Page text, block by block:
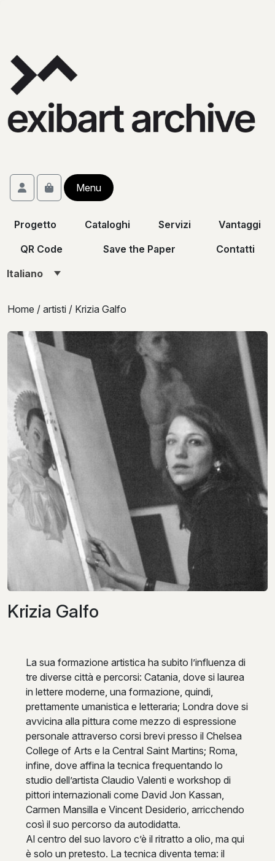
Account
Cart
Menu
Progetto Cataloghi Servizi
Vantaggi
QR Code
Save the Paper
Contatti
Italiano
Home / artisti / Krizia Galfo
Krizia Galfo
La sua formazione artistica ha subito l’influenza di
tre diverse città e percorsi: Catania, dove si laurea
in lettere moderne, una formazione, quindi,
prettamente umanistica e letteraria; Londra dove si
avvicina alla pittura come mezzo di espressione
personale attraverso corsi brevi presso il Chelsea
College of Arts e la Central Saint Martins; Roma,
infine, dove affina la tecnica frequentando lo
studio dell’artista Claudio Valenti e workshop di
pittori internazionali come David Jon Kassan,
Carmen Mansilla e Vincent Desiderio, arricchendo
così il suo percorso da autodidatta.
Al centro del suo lavoro c’è il ritratto a olio, ma qui
è solo un pretesto. La tecnica diventa tema: il